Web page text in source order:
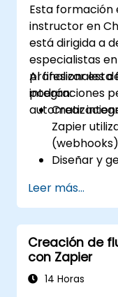
Esta formación
instructor en
está dirigida a
especialistas
profesionales
integraciones
Al finalizar
podrán:
Crear
Zapier
Diseñar y
Optimizar
Integrar
Leer más...
Creación de
con Zapier
14 Horas